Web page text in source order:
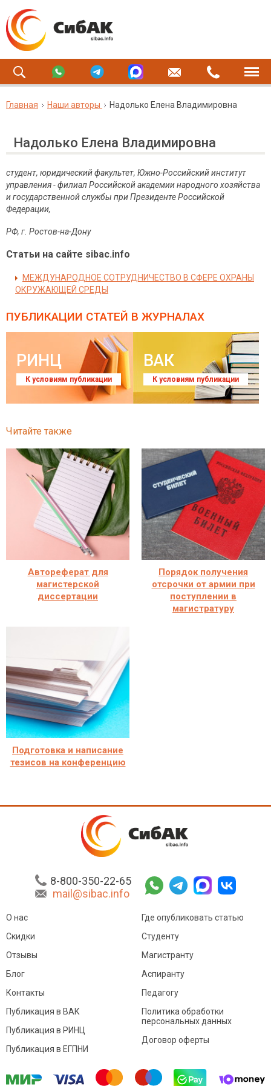
Главная Наши авторы Надолько Елена Владимировна
Надолько Елена Владимировна
студент, юридический факультет, Южно-Российский институт
управления - филиал Российской академии народного хозяйства
и государственной службы при Президенте Российской
Федерации,
РФ, г. Ростов-на-Дону
Статьи на сайте sibac.info
МЕЖДУНАРОДНОЕ СОТРУДНИЧЕСТВО В СФЕРЕ ОХРАНЫ
ОКРУЖАЮЩЕЙ СРЕДЫ
ПУБЛИКАЦИИ СТАТЕЙ В ЖУРНАЛАХ
РИНЦ
К условиям публикации
ВАК
К условиям публикации
Читайте также
Автореферат для
магистерской
диссертации
Порядок получения
отсрочки от армии при
поступлении в
магистратуру
Подготовка и написание
тезисов на конференцию
8-800-350-22-65
mail@sibac.info
О нас
Скидки
Отзывы
Блог
Контакты
Где опубликовать статью
Студенту
Магистранту
Аспиранту
Педагогу
Публикация в ВАК
Публикация в РИНЦ
Публикация в ЕГПНИ
Политика обработки
персональных данных
Договор оферты